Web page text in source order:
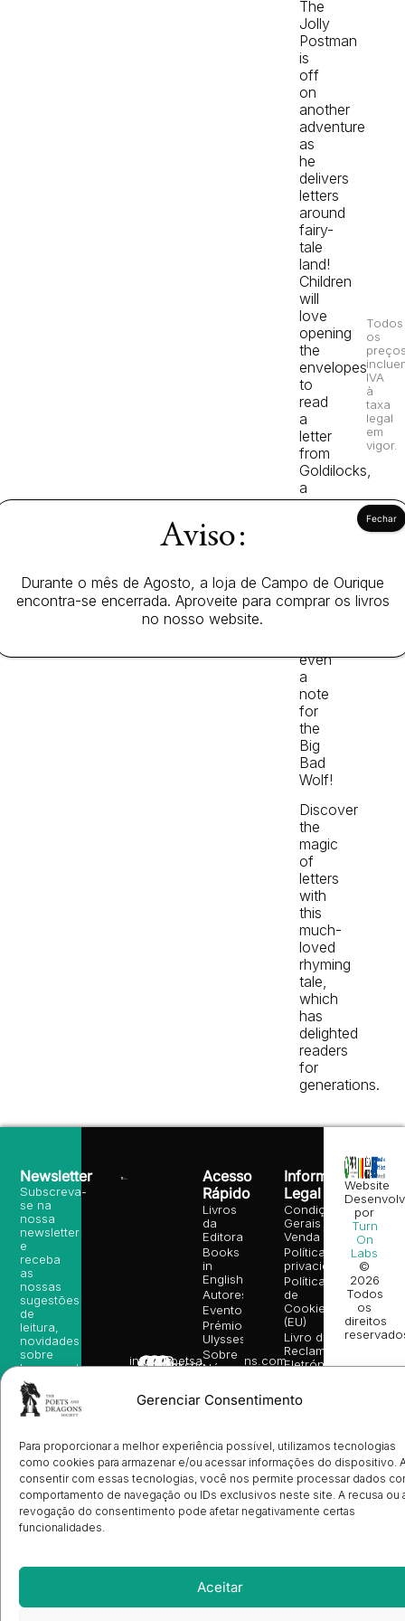
Gerenciar Consentimento
Para proporcionar a melhor experiência possível, utilizamos tecnologias
como cookies para armazenar e/ou acessar informações do dispositivo.
consentir com essas tecnologias, você nos permite processar dados
comportamento de navegação ou IDs exclusivos neste site. A recusa ou
revogação do consentimento pode afetar negativamente certas
funcionalidades.
Aceitar
The
Jolly
Postman
is
off
on
another
adventure
as
he
delivers
letters
around
fairy-
tale
land!
Children
will
love
opening
the
envelopes
to
read
a
letter
from
Goldilocks,
a
postcard
addressed
giant
up
a
even
a
note
for
the
Big
Bad
Wolf!
Discover
the
magic
of
letters
with
this
much-
loved
rhyming
tale,
which
has
delighted
readers
for
generations.
Todos
os
IVA
à
taxa
legal
em
vigor.
info@poetsandragons.com
Infantil
Adulto
Bookshop
Acesso
Rápido
Livros
da
Editora
Books
in
English
Autores
Eventos
Prémio
Ulysses
Sobre
Nós
de
de
Ilustradores
Registo
de
Livrarias
Informação
Legal
Condições
Gerais de
Venda
Política de
privacidade
Política
de
Cookies
(EU)
Livro de
Reclamações
Eletrónico
Newsletter
Subscreva-
se na
nossa
newsletter
e
receba
as
nossas
sugestões
de
leitura,
novidades
sobre
lançamentos,
vantagens
exclusivas
e
no seu
e-mail.
Subscrever
Website
por
Turn
On
Labs
©
2026
Todos
os
direitos
Aviso:
Durante o mês de Agosto, a loja de Campo de Ourique
encontra-se encerrada. Aproveite para comprar os livros
no nosso website.